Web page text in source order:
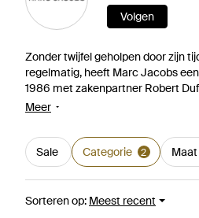
Volgen
Zonder twijfel geholpen door zijn
regelmatig, heeft Marc Jacobs
1986 met zakenpartner Robert
en hij zet dit verder in zijn
Meer
Sale Categorie 2 Maat
Sorteren op: Meest recent